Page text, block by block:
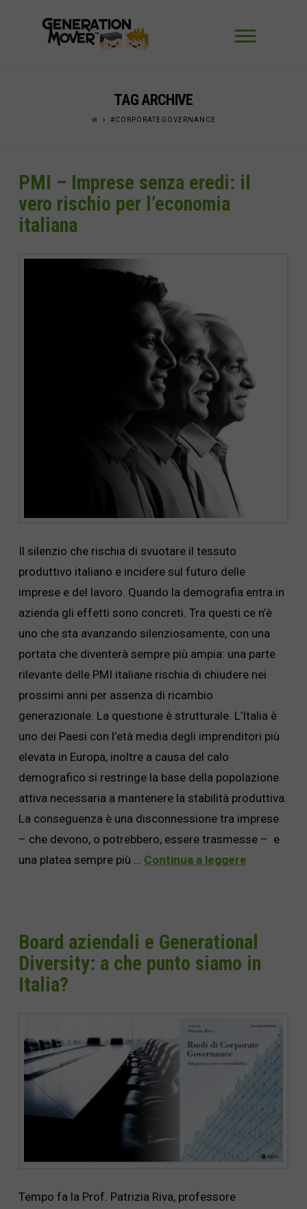
TAG ARCHIVE
#CORPORATEGOVERNANCE
PMI – Imprese senza eredi: il
vero rischio per l’economia
italiana
Il silenzio che rischia di svuotare il tessuto
produttivo italiano e incidere sul futuro delle
imprese e del lavoro. Quando la demografia entra in
azienda gli effetti sono concreti. Tra questi ce n’è
uno che sta avanzando silenziosamente, con una
portata che diventerà sempre più ampia: una parte
rilevante delle PMI italiane rischia di chiudere nei
prossimi anni per assenza di ricambio
generazionale. La questione è strutturale. L’Italia è
uno dei Paesi con l’età media degli imprenditori più
elevata in Europa, inoltre a causa del calo
demografico si restringe la base della popolazione
attiva necessaria a mantenere la stabilità produttiva.
La conseguenza è una disconnessione tra imprese
– che devono, o potrebbero, essere trasmesse – e
una platea sempre più … Continua a leggere
Board aziendali e Generational
Diversity: a che punto siamo in
Italia?
Tempo fa la Prof. Patrizia Riva, professore